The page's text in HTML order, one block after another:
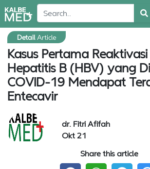
DetailArticle
Kasus Pertama
Hepatitis B (HBV) yang
COVID-19 Mendapat
Entecavir
dr. Fitri Afifah
Okt 21
Share this article